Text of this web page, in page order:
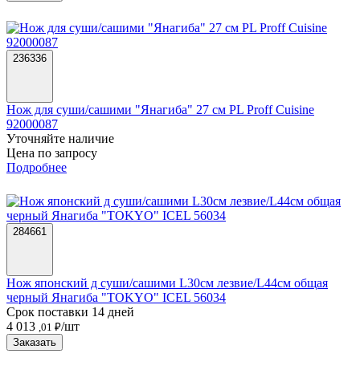
236336
Нож для суши/сашими "Янагиба" 27 см PL Proff Cuisine
92000087
Уточняйте наличие
Цена по запросу
Подробнее
284661
Нож японский д суши/сашими L30см лезвие/L44cм общая
черный Янагиба "TOKYO" ICEL 56034
Срок поставки 14 дней
4 013 ,01 ₽/шт
Заказать